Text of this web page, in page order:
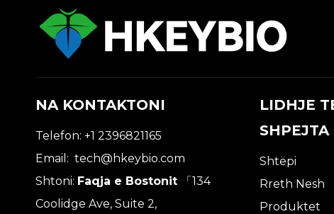
NA KONTAKTONI
Telefon: +1 2396821165
Email: tech@hkeybio.com
Shtoni: Faqja e Bostonit
「134
Coolidge Ave, Suite 2,
LIDHJE
SHPEJTA
Shtëpi
Rreth Nesh
Produktet